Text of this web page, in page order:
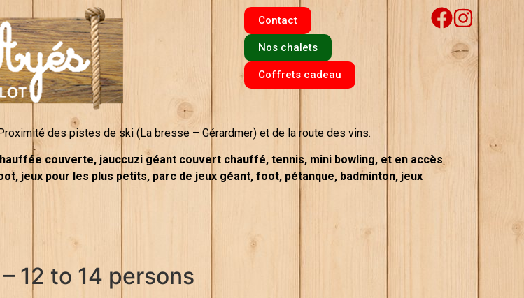
Contact
Nos chalets
Coffrets cadeau
des pistes de ski (La bresse – Gérardmer) et de la route des vins.
couverte, jauccuzi géant couvert chauffé, tennis, mini bowling, et en accès
jeux pour les plus petits, parc de jeux géant, foot, pétanque, badminton, jeux
12 to 14 persons